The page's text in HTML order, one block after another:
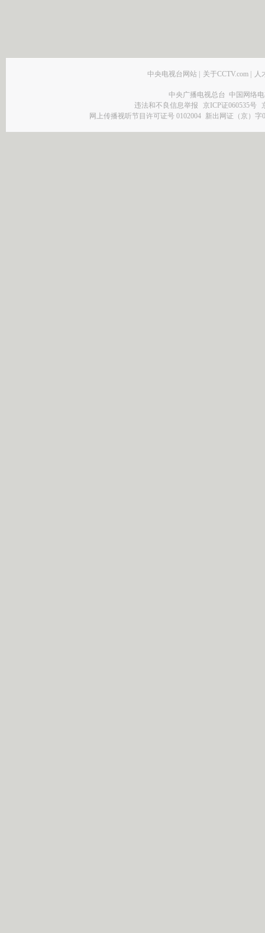
中央电视台网站 | 关于CCTV.com | 人
中央广播电视总台 中国网络
违法和不良信息举报
京ICP证060535号
网上传播视听节目许可证号 0102004 新出网证（京）